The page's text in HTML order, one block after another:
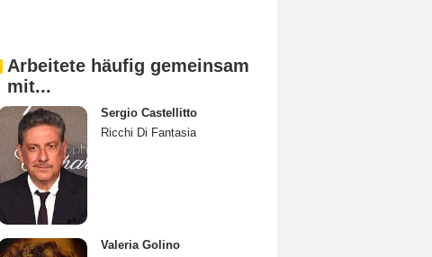
Arbeitete häufig gemeinsam
mit...
Sergio Castellitto
Ricchi Di Fantasia
Valeria Golino